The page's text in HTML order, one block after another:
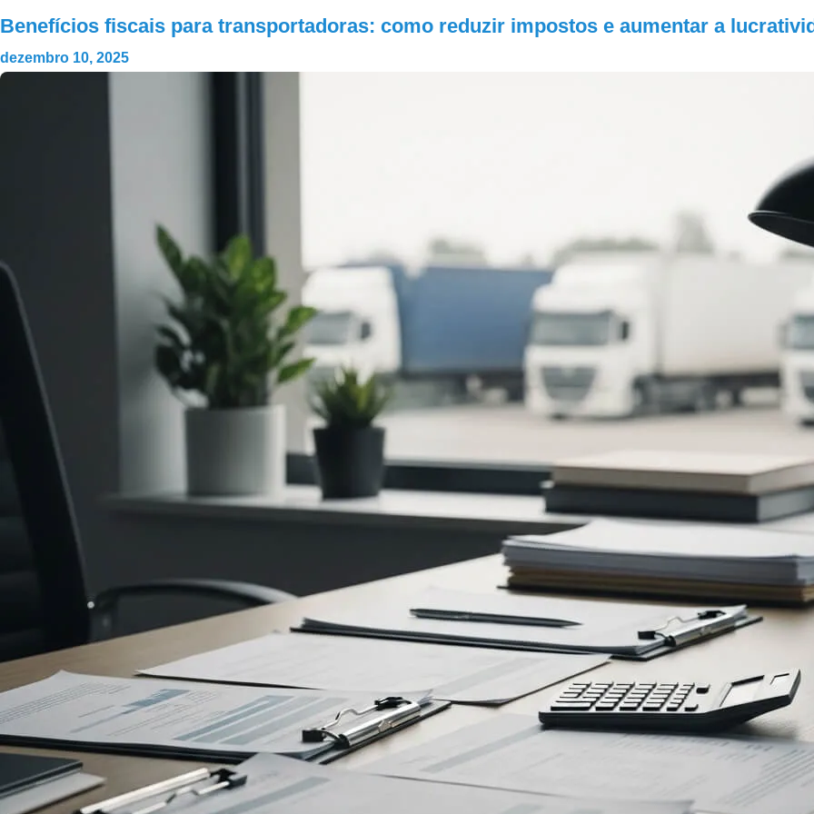
Benefícios fiscais para transportadoras: como reduzir impostos e aumentar a
dezembro 10, 2025